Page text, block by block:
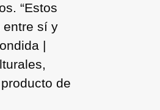
“Estos
entre sí y
|
de